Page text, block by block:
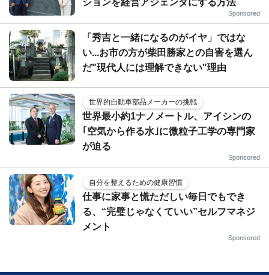
ションを経営アジェンダにする方法
Sponsored
「秀吉と一緒になるのがイヤ」ではな
い...お市の方が柴田勝家との自害を選ん
だ"現代人には理解できない"理由
世界的自動車部品メーカーの挑戦
世界最小約1ナノメートル、アイシンの
｢空気から作る水｣に微粒子工学の専門家
が迫る
Sponsored
自分を整えるための健康習慣
仕事に家事と慌ただしい毎日でもでき
る、“完璧じゃなくていい”セルフマネジ
メント
Sponsored